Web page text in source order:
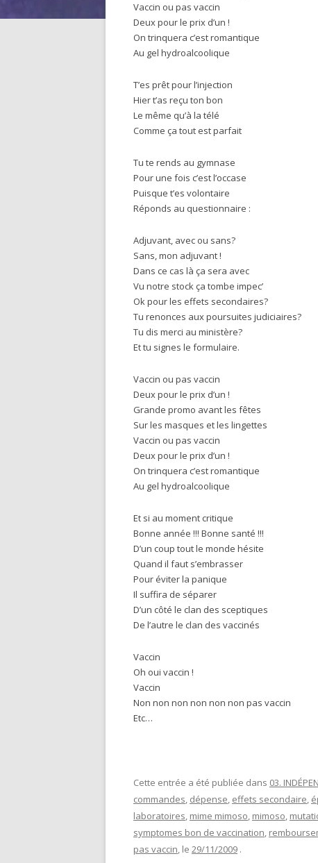
Vaccin ou pas vaccin
Deux pour le prix d’un !
On trinquera c’est romantique
Au gel hydroalcoolique
T’es prêt pour l’injection
Hier t’as reçu ton bon
Le même qu’à la télé
Comme ça tout est parfait
Tu te rends au gymnase
Pour une fois c’est l’occase
Puisque t’es volontaire
Réponds au questionnaire :
Adjuvant, avec ou sans?
Sans, mon adjuvant !
Dans ce cas là ça sera avec
Vu notre stock ça tombe impec’
Ok pour les effets secondaires?
Tu renonces aux poursuites judiciaires?
Tu dis merci au ministère?
Et tu signes le formulaire.
Vaccin ou pas vaccin
Deux pour le prix d’un !
Grande promo avant les fêtes
Sur les masques et les lingettes
Vaccin ou pas vaccin
Deux pour le prix d’un !
On trinquera c’est romantique
Au gel hydroalcoolique
Et si au moment critique
Bonne année !!! Bonne santé !!!
D’un coup tout le monde hésite
Quand il faut s’embrasser
Pour éviter la panique
Il suffira de séparer
D’un côté le clan des sceptiques
De l’autre le clan des vaccinés
Vaccin
Oh oui vaccin !
Vaccin
Non non non non non non pas vaccin
Etc…
Cette entrée a été publiée dans 03.
commandes, dépense, effets secondaire,
laboratoires, mime mimoso, mimoso,
symptomes bon de vaccination,
pas vaccin, le 29/11/2009 .